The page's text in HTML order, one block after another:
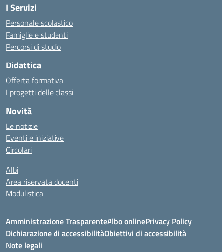
I Servizi
Personale scolastico
Famiglie e studenti
Percorsi di studio
Didattica
Offerta formativa
I progetti delle classi
Novità
Le notizie
Eventi e iniziative
Circolari
Albi
Area riservata docenti
Modulistica
Amministrazione TrasparenteAlbo onlinePrivacy Policy
Dichiarazione di accessibilitàObiettivi di accessibilità
Note legali